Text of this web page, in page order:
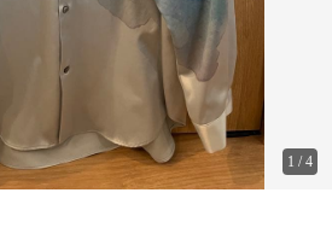
1 /4